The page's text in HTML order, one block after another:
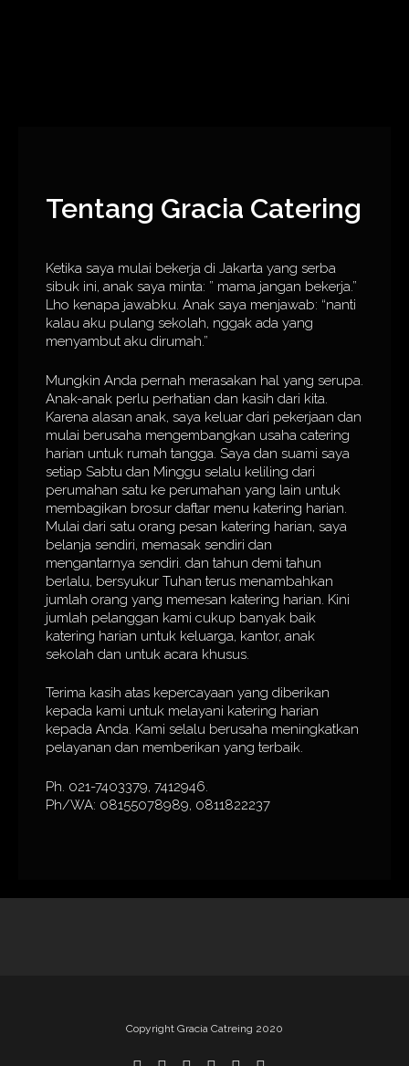
Tentang Gracia Catering
Ketika saya mulai bekerja di Jakarta yang serba
sibuk ini, anak saya minta: ” mama jangan bekerja.”
Lho kenapa jawabku. Anak saya menjawab: “nanti
kalau aku pulang sekolah, nggak ada yang
menyambut aku dirumah.”
Mungkin Anda pernah merasakan hal yang serupa.
Anak-anak perlu perhatian dan kasih dari kita.
Karena alasan anak, saya keluar dari pekerjaan dan
mulai berusaha mengembangkan usaha catering
harian untuk rumah tangga. Saya dan suami saya
setiap Sabtu dan Minggu selalu keliling dari
perumahan satu ke perumahan yang lain untuk
membagikan brosur daftar menu katering harian.
Mulai dari satu orang pesan katering harian, saya
belanja sendiri, memasak sendiri dan
mengantarnya sendiri. dan tahun demi tahun
berlalu, bersyukur Tuhan terus menambahkan
jumlah orang yang memesan katering harian. Kini
jumlah pelanggan kami cukup banyak baik
katering harian untuk keluarga, kantor, anak
sekolah dan untuk acara khusus.
Terima kasih atas kepercayaan yang diberikan
kepada kami untuk melayani katering harian
kepada Anda. Kami selalu berusaha meningkatkan
pelayanan dan memberikan yang terbaik.
Ph. 021-7403379, 7412946.
Ph/WA: 08155078989, 0811822237
Copyright Gracia Catreing 2020